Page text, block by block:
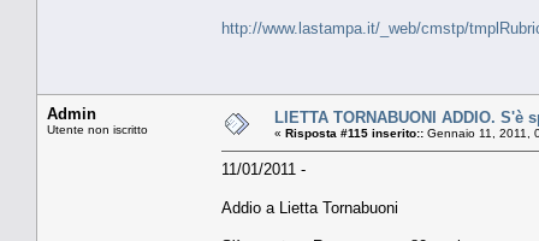
http://www.lastampa.it/_web/cmstp/
Admin
Utente non iscritto
LIETTA TORNABUONI ADDIO. S'è
« Risposta #115 inserito:: Gennaio 11, 2011,
11/01/2011 -
Addio a Lietta Tornabuoni